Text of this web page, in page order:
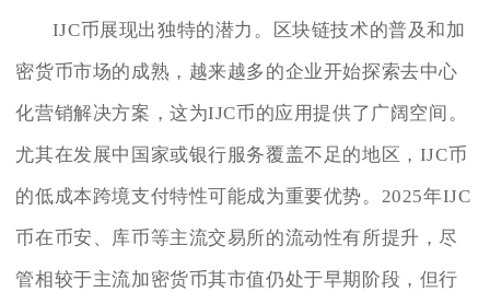
IJC币展现出独特的潜力。区块链技术的普及和加
密货币市场的成熟，越来越多的企业开始探索去中心
化营销解决方案，这为IJC币的应用提供了广阔空间。
尤其在发展中国家或银行服务覆盖不足的地区，IJC币
的低成本跨境支付特性可能成为重要优势。2025年IJC
币在币安、库币等主流交易所的流动性有所提升，尽
管相较于主流加密货币其市值仍处于早期阶段，但行